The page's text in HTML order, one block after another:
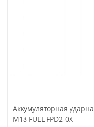
Аккумуляторная
M18 FUEL FPD2-0X